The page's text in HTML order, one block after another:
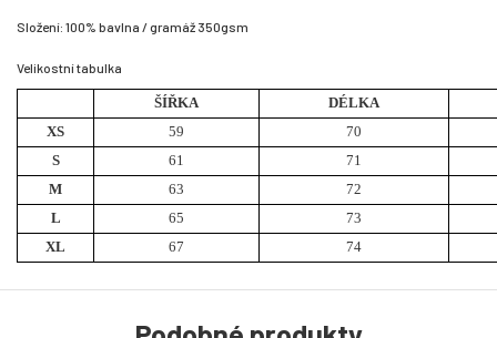
Složení: 100% bavlna / gramáž 350gsm
Velikostní tabulka
ŠÍŘKA
DÉLKA
XS
59
70
S
61
71
M
63
72
L
65
73
XL
67 74